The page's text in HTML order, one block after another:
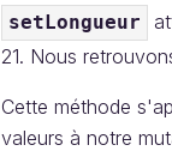
setLongueur
21. Nous
Cette méthode
valeurs à notre